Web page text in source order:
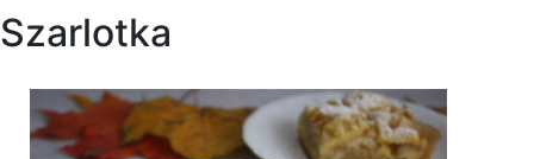
Szarlotka